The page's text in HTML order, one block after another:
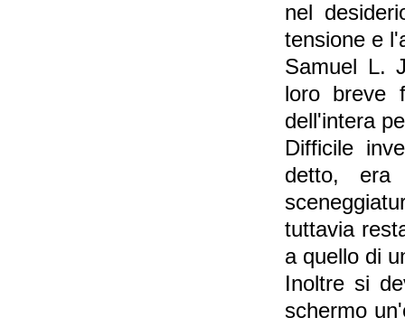
nel
tensione e
Samuel L.
loro breve
dell'intera
Difficile
detto, era
tuttavia
a quello di
Inoltre si
schermo